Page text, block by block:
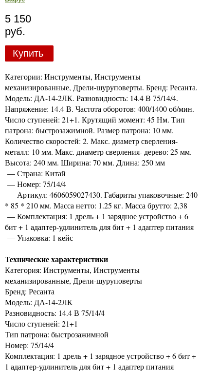
5 150
руб.
Купить
Категории: Инструменты, Инструменты
механизированные, Дрели-шуруповерты. Бренд: Ресанта.
Модель: ДА-14-2ЛК. Разновидность: 14.4 В 75/14/4.
Напряжение: 14.4 В. Частота оборотов: 400/1400 об/мин.
Число ступеней: 21+1. Крутящий момент: 45 Нм. Тип
патрона: быстрозажимной. Размер патрона: 10 мм.
Количество скоростей: 2. Макс. диаметр сверления-
металл: 10 мм. Макс. диаметр сверления- дерево: 25 мм.
Высота: 240 мм. Ширина: 70 мм. Длина: 250 мм
— Страна: Китай
— Номер: 75/14/4
— Артикул: 4606059027430. Габариты упаковочные: 240
* 85 * 210 мм. Масса нетто: 1.25 кг. Масса брутто: 2,38
— Комплектация: 1 дрель + 1 зарядное устройство + 6
бит + 1 адаптер-удлинитель для бит + 1 адаптер питания
— Упаковка: 1 кейс
Технические характеристики
Категория: Инструменты, Инструменты
механизированные, Дрели-шуруповерты
Бренд: Ресанта
Модель: ДА-14-2ЛК
Разновидность: 14.4 В 75/14/4
Число ступеней: 21+1
Тип патрона: быстрозажимной
Номер: 75/14/4
Комплектация: 1 дрель + 1 зарядное устройство + 6 бит +
1 адаптер-удлинитель для бит + 1 адаптер питания